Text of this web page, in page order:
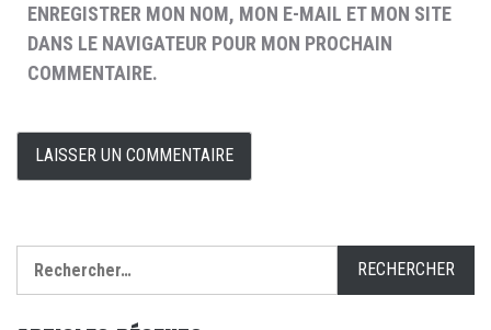
ENREGISTRER MON NOM, MON E-MAIL ET MON SITE
DANS LE NAVIGATEUR POUR MON PROCHAIN
COMMENTAIRE.